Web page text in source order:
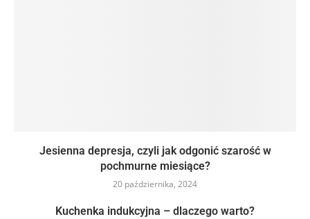
Jesienna depresja, czyli jak odgonić szarość w
pochmurne miesiące?
20 października, 2024
Kuchenka indukcyjna – dlaczego warto?